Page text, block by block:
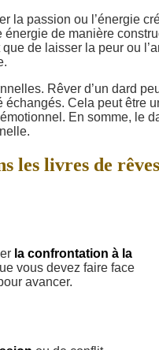
la passion ou l’énergie
de manière
de laisser la peur ou
Rêver d’un dard
Cela peut être
En somme, le
les livres de rêves
la confrontation à la
vous devez faire face
avancer.